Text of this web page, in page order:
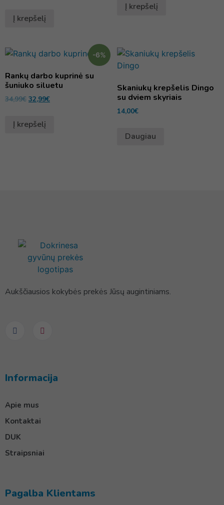
Į krepšelį
Į krepšelį
-6%
Rankų darbo kuprinė su
šuniuko siluetu
34,99€ 32,99€
Į krepšelį
Skaniukų krepšelis Dingo
su dviem skyriais
14,00€
Daugiau
Aukščiausios kokybės prekės Jūsų augintiniams.
Informacija
Apie mus
Kontaktai
DUK
Straipsniai
Pagalba Klientams